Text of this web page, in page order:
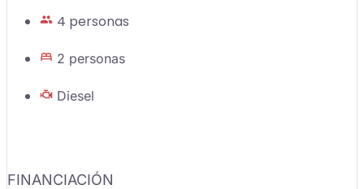
4 personas
2 personas
Diesel
FINANCIACIÓN